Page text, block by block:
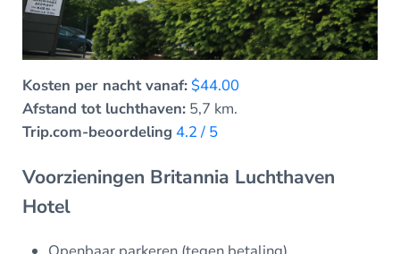
Kosten per nacht vanaf: $44.00
Afstand tot luchthaven:5,7 km.
Trip.com-beoordeling 4.2 / 5
Voorzieningen Britannia Luchthaven
Hotel